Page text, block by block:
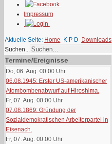
Impressum
Aktuelle Seite: Home K P D Downloads
Suchen...
Termine/Ereignisse
Do, 06. Aug. 00:00 Uhr
06.08.1945: Erster US-amerikanischer
Atombombenabwurf auf Hiroshima.
Fr, 07. Aug. 00:00 Uhr
07.08.1869: Gründung der
Sozialdemokratischen Arbeiterpartei in
Eisenach.
Fr, 07. Aug. 00:00 Uhr